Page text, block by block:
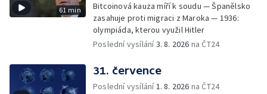
61 min
Bitcoinová kauza míří k soudu — Španělsko
zasahuje proti migraci z Maroka — 1936:
olympiáda, kterou využil Hitler
Poslední vysílání3. 8. 2026 na ČT24
31. července
Poslední vysílání1. 8. 2026 na ČT24